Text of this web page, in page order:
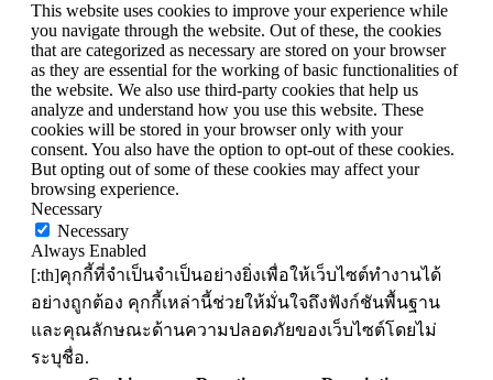
This website uses cookies to improve your experience while
you navigate through the website. Out of these, the cookies
that are categorized as necessary are stored on your browser
as they are essential for the working of basic functionalities of
the website. We also use third-party cookies that help us
analyze and understand how you use this website. These
cookies will be stored in your browser only with your
consent. You also have the option to opt-out of these cookies.
But opting out of some of these cookies may affect your
browsing experience.
Necessary
Necessary
Always Enabled
[:th]คุกกี้ที่จำเป็นจำเป็นอย่างยิ่งเพื่อให้เว็บไซต์ทำงานได้
อย่างถูกต้อง คุกกี้เหล่านี้ช่วยให้มั่นใจถึงฟังก์ชันพื้นฐาน
และคุณลักษณะด้านความปลอดภัยของเว็บไซต์โดยไม่
ระบุชื่อ.